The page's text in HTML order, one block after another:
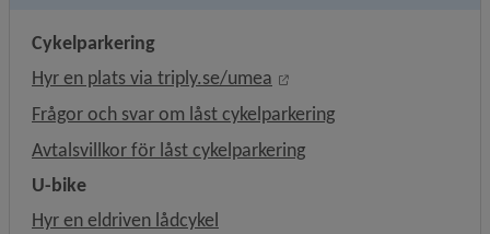
Cykelparkering
Hyr en plats via triply.se/umea
Länk till annan
Frågor och svar om låst cykelparkering
Avtalsvillkor för låst cykelparkering
U-bike
Hyr en eldriven lådcykel